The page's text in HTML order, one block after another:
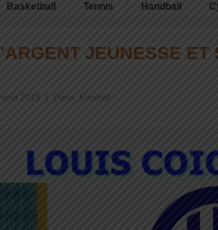
Basketball Tennis Handball
JEUNESSE ET
août 2013 Dans : Football